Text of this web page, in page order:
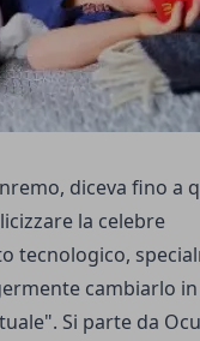
diceva fino a
la celebre
tecnologico,
cambiarlo
Si parte da